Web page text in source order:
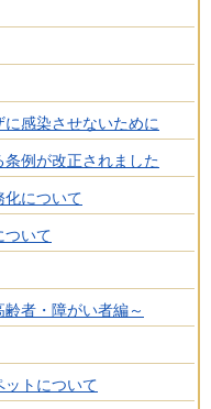
感染させないために
例が改正されました
化について
ついて
者・障がい者編～
ットについて